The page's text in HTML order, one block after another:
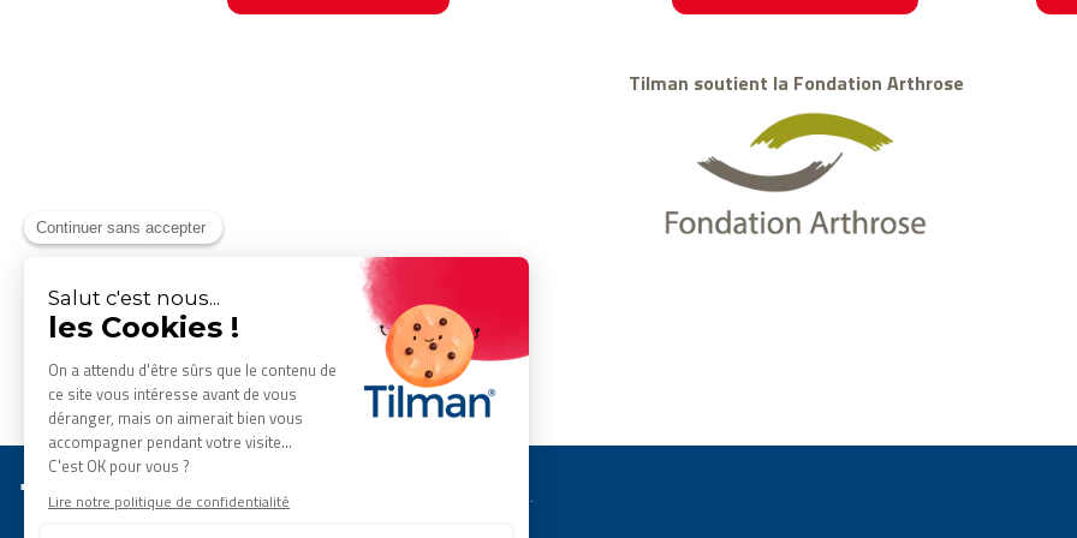
Tilman soutient la Fondation Arthrose
Flexofytolest un produit du .
Tous droits réservés. © 2026 Tilman